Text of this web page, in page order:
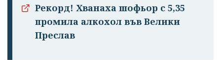
Рекорд! Хванаха шофьор с 5,35
промила алкохол във Велики
Преслав